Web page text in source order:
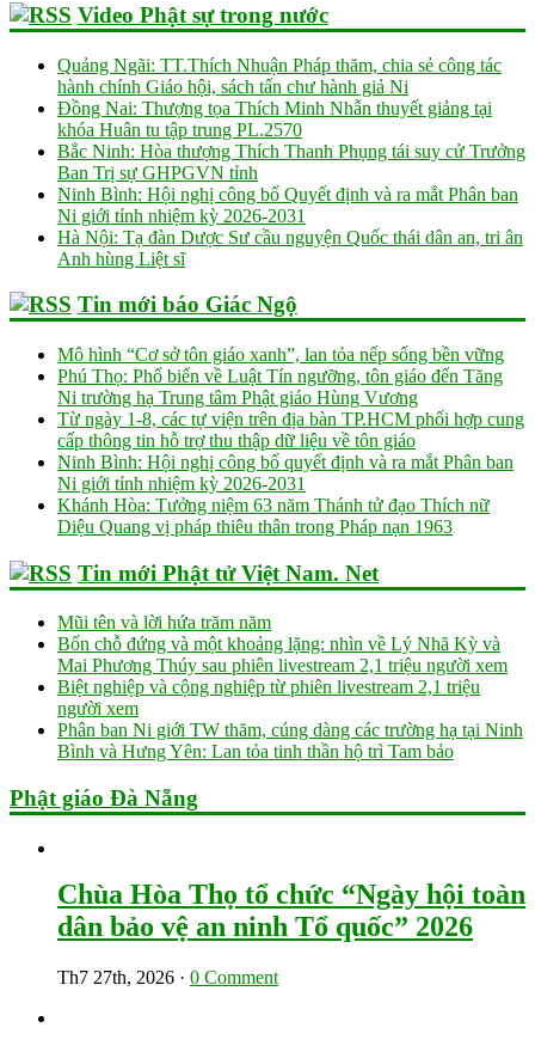
Video Phật sự trong nước
Quảng Ngãi: TT.Thích Nhuận Pháp thăm, chia sẻ công tác
hành chính Giáo hội, sách tấn chư hành giả Ni
Đồng Nai: Thượng tọa Thích Minh Nhẫn thuyết giảng tại
khóa Huân tu tập trung PL.2570
Bắc Ninh: Hòa thượng Thích Thanh Phụng tái suy cử Trưởng
Ban Trị sự GHPGVN tỉnh
Ninh Bình: Hội nghị công bố Quyết định và ra mắt Phân ban
Ni giới tỉnh nhiệm kỳ 2026-2031
Hà Nội: Tạ đàn Dược Sư cầu nguyện Quốc thái dân an, tri ân
Anh hùng Liệt sĩ
Tin mới báo Giác Ngộ
Mô hình “Cơ sở tôn giáo xanh”, lan tỏa nếp sống bền vững
Phú Thọ: Phổ biến về Luật Tín ngưỡng, tôn giáo đến Tăng
Ni trường hạ Trung tâm Phật giáo Hùng Vương
Từ ngày 1-8, các tự viện trên địa bàn TP.HCM phối hợp cung
cấp thông tin hỗ trợ thu thập dữ liệu về tôn giáo
Ninh Bình: Hội nghị công bố quyết định và ra mắt Phân ban
Ni giới tỉnh nhiệm kỳ 2026-2031
Khánh Hòa: Tưởng niệm 63 năm Thánh tử đạo Thích nữ
Diệu Quang vị pháp thiêu thân trong Pháp nạn 1963
Tin mới Phật tử Việt Nam. Net
Mũi tên và lời hứa trăm năm
Bốn chỗ đứng và một khoảng lặng: nhìn về Lý Nhã Kỳ và
Mai Phương Thúy sau phiên livestream 2,1 triệu người xem
Biệt nghiệp và cộng nghiệp từ phiên livestream 2,1 triệu
người xem
Phân ban Ni giới TW thăm, cúng dàng các trường hạ tại Ninh
Bình và Hưng Yên: Lan tỏa tinh thần hộ trì Tam bảo
Phật giáo Đà Nẵng
Chùa Hòa Thọ tổ chức “Ngày hội toàn
dân bảo vệ an ninh Tổ quốc” 2026
Th7 27th, 2026 · 0 Comment